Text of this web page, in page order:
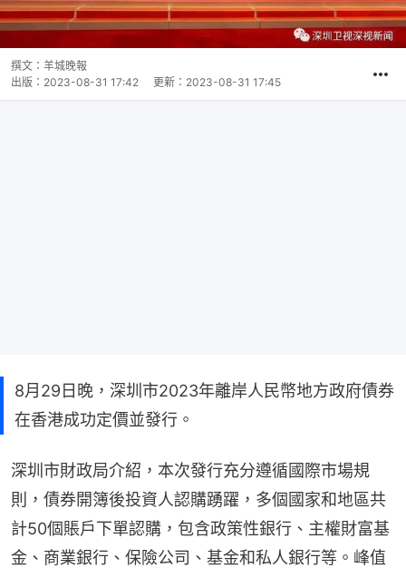
撰文： 羊城晚報
出版： 2023-08-31 17:42 更新： 2023-08-31 17:45
8月29日晚，深圳市2023年離岸人民幣地方政府債券
在香港成功定價並發行。
深圳市財政局介紹，本次發行充分遵循國際市場規
則，債券開簿後投資人認購踴躍，多個國家和地區共
計50個賬戶下單認購，包含政策性銀行、主權財富基
金、商業銀行、保險公司、基金和私人銀行等。峰值